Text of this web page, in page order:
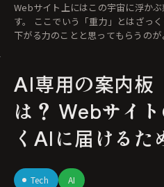
Webサイト上にはこの宇宙に浮か
す。 ここでいう「重力」とはざっくりというとものは下方向にぶら
下がる力のことと思ってもらうの
AI専用の案内板
は？ Webサイ
くAIに届けるた
Tech AI